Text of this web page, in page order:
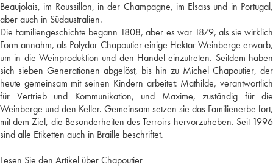
Beaujolais, im Roussillon, in der Champagne, im Elsass und in Portugal,
aber auch in Südaustralien.
Die Familiengeschichte begann 1808, aber es war 1879, als sie wirklich
Form annahm, als Polydor Chapoutier einige Hektar Weinberge erwarb,
um in die Weinproduktion und den Handel einzutreten. Seitdem haben
sich sieben Generationen abgelöst, bis hin zu Michel Chapoutier, der
heute gemeinsam mit seinen Kindern arbeitet: Mathilde, verantwortlich
für Vertrieb und Kommunikation, und Maxime, zuständig für die
Weinberge und den Keller. Gemeinsam setzen sie das Familienerbe fort,
mit dem Ziel, die Besonderheiten des Terroirs hervorzuheben. Seit 1996
sind alle Etiketten auch in Braille beschriftet.
Lesen Sie den Artikel über Chapoutier